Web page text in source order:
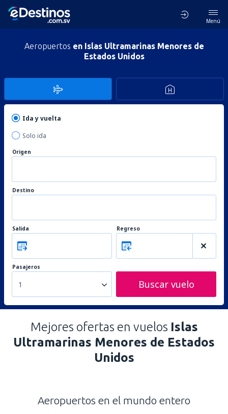
Menú
Aeropuertos en Islas Ultramarinas Menores de
Estados Unidos
Ida y vuelta
Solo ida
Origen
Destino
Salida Regreso
Pasajeros
1 Buscar vuelo
Mejores ofertas en vuelos Islas
Ultramarinas Menores de Estados
Unidos
Aeropuertos en el mundo entero